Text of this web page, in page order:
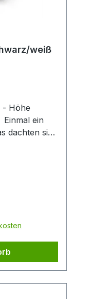
weiß
- Höhe
dachten sich
weiß
durch